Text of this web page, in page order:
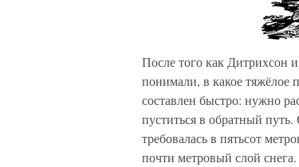
После того как Дитрихсон
понимали, в какое
составлен быстро: нужно
пуститься в обратный
требовалась в пятьсот
почти метровый слой